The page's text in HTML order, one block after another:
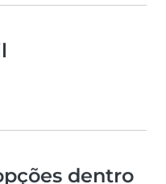
dentro